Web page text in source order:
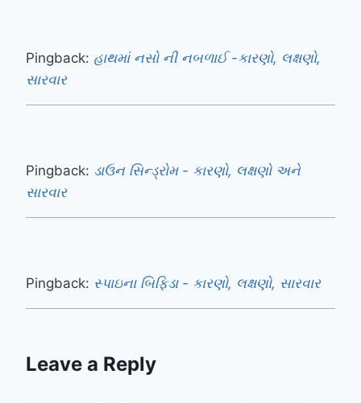
Pingback: હાથમાં નસો ની નબળાઈ -કારણો, લક્ષણો,
સારવાર
Pingback: ડાઉન સિન્ડ્રોમ - કારણો, લક્ષણો અને
સારવાર
Pingback: સ્પાઇના બિફિડા - કારણો, લક્ષણો, સારવાર
Leave a Reply